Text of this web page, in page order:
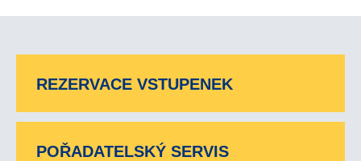
REZERVACE VSTUPENEK
POŘADATELSKÝ SERVIS